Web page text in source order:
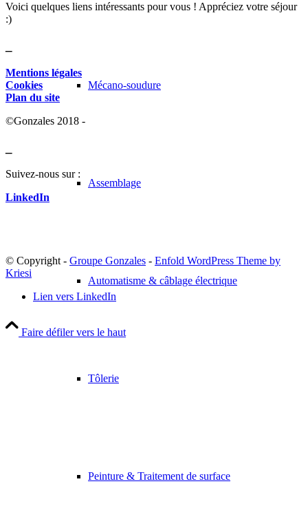
Mécano-soudure
Assemblage
Automatisme & câblage électrique
Tôlerie
Peinture & Traitement de surface
Voici quelques liens intéressants pour vous ! Appréciez votre séjour
:)
Mentions légales
Cookies
Plan du site
©Gonzales 2018 -
Suivez-nous sur :
LinkedIn
© Copyright - Groupe Gonzales - Enfold WordPress Theme by
Kriesi
Lien vers LinkedIn
Faire défiler vers le haut